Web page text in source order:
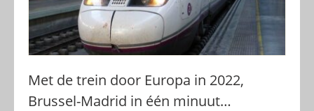
Met de trein door Europa in 2022,
Brussel-Madrid in één minuut…